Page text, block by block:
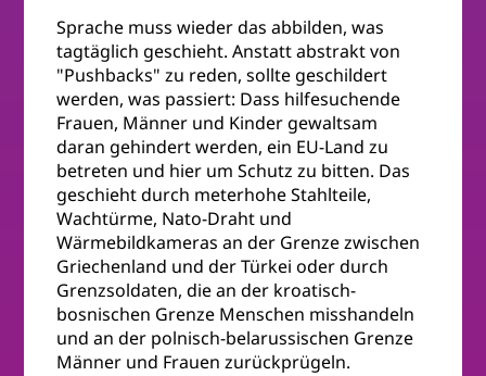
Sprache muss wieder das abbilden, was
tagtäglich geschieht. Anstatt abstrakt von
"Pushbacks" zu reden, sollte geschildert
werden, was passiert: Dass hilfesuchende
Frauen, Männer und Kinder gewaltsam
daran gehindert werden, ein EU-Land zu
betreten und hier um Schutz zu bitten. Das
geschieht durch meterhohe Stahlteile,
Wachtürme, Nato-Draht und
Wärmebildkameras an der Grenze zwischen
Griechenland und der Türkei oder durch
Grenzsoldaten, die an der kroatisch-
bosnischen Grenze Menschen misshandeln
und an der polnisch-belarussischen Grenze
Männer und Frauen zurückprügeln.